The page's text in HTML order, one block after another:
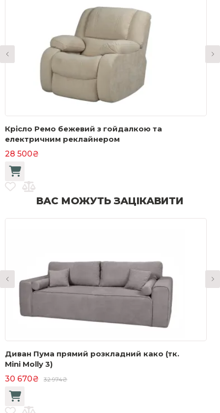
Крісло Ремо бежевий з гойдалкою та
електричним реклайнером
28 500₴
ВАС МОЖУТЬ ЗАЦІКАВИТИ
Диван Пума прямий розкладний како (тк.
Mini Molly 3)
30 670₴
32 974₴